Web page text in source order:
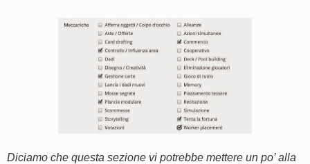
Diciamo che questa sezione vi potrebbe mettere un po’ alla